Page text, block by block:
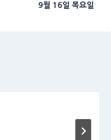
9월 16일 목요일